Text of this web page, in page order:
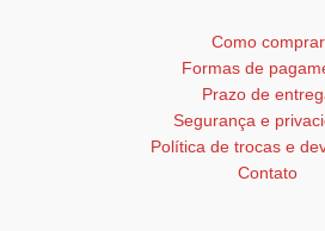
Como comprar
Formas de
Prazo de
Segurança e
Política de trocas e
Contato